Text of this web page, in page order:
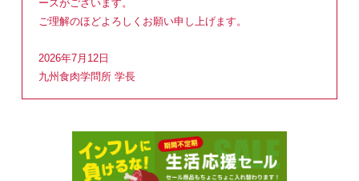
ースがございます。
ご理解のほどよろしくお願い申し上げます。
2026年7月12日
九州食肉学問所 学長